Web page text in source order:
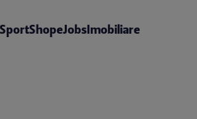
SportShopeJobsImobiliare